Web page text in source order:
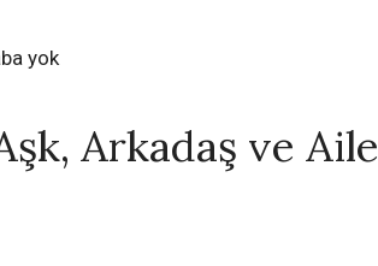
yok
Arkadaş ve Aile